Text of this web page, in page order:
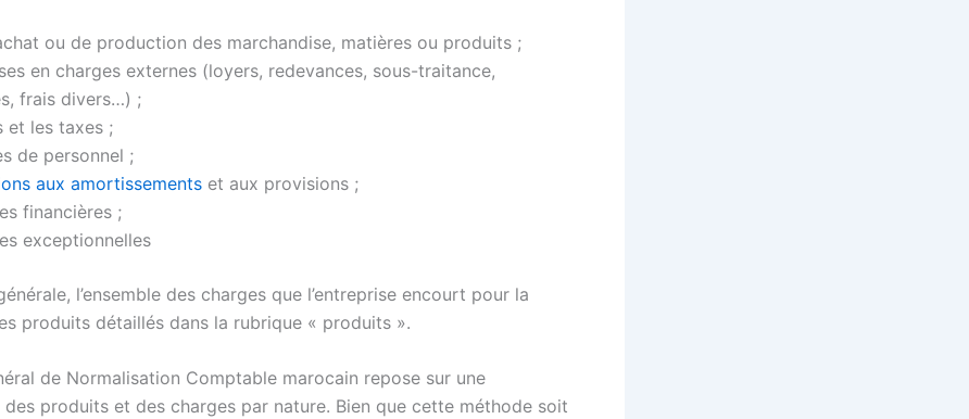
ou de production des marchandise, matières ou produits ;
en charges externes (loyers, redevances, sous-traitance,
frais divers…) ;
et les taxes ;
de personnel ;
aux amortissements et aux provisions ;
financières ;
exceptionnelles
l’ensemble des charges que l’entreprise encourt pour la
produits détaillés dans la rubrique « produits ».
de Normalisation Comptable marocain repose sur une
produits et des charges par nature. Bien que cette méthode soit